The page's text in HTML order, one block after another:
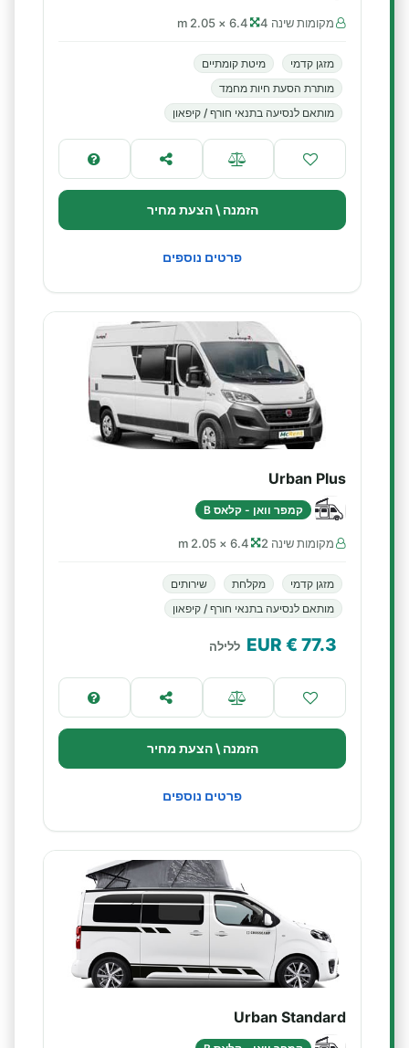
מקומות שינה 4 6.4 × 2.05 m
מזגן קדמי
מיטת קומתיים
מותרת הסעת חיות מחמד
מותאם לנסיעה בתנאי חורף / קיפאון
הזמנה \ הצעת מחיר
פרטים נוספים
Urban Plus
קמפר וואן - קלאס B
מקומות שינה 2 6.4 × 2.05 m
מזגן קדמי מקלחת
שירותים
מותאם לנסיעה בתנאי חורף / קיפאון
77.3
€ EUR ללילה
הזמנה \ הצעת מחיר
פרטים נוספים
Urban Standard